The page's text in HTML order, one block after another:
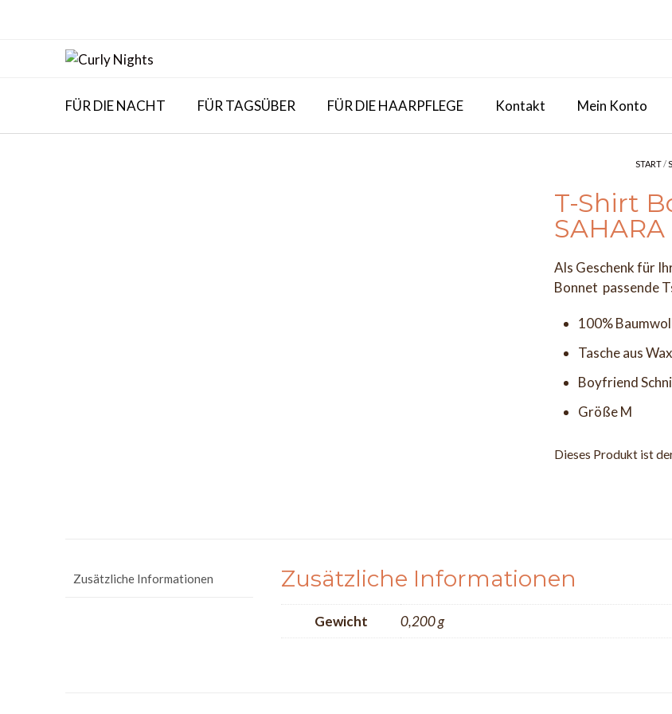
FÜR DIE NACHT FÜR TAGSÜBER FÜR DIE HAARPFLEGE Kontakt Mein Konto
START/
T-Shirt
SAHARA
Als Geschenk für
Bonnet passende
100%
Tasche aus
Boyfriend
Größe M
Dieses Produkt ist
Zusätzliche Informationen Zusätzliche Informationen
Gewicht 0,200 g